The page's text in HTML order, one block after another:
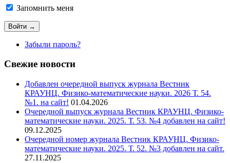
Запомнить меня
Забыли пароль?
Свежие новости
Добавлен очередной выпуск журнала Вестник
КРАУНЦ. Физико-математические науки. 2026 Т. 54.
№1. на сайт! 01.04.2026
Очередной выпуск журнала Вестник КРАУНЦ. Физико-
математические науки. 2025. Т. 53. №4 добавлен на сайт!
09.12.2025
Очередной номер журнала Вестник КРАУНЦ. Физико-
математические науки. 2025. Т. 52. №3 добавлен на сайт.
27.11.2025